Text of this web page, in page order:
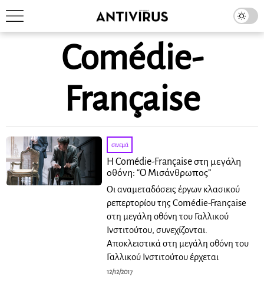
Comédie-
Française
σινεμά
Η Comédie-Française στη μεγάλη
οθόνη: “Ο Μισάνθρωπος”
Οι αναμεταδόσεις έργων κλασικού
ρεπερτορίου της Comédie-Française
στη μεγάλη οθόνη του Γαλλικού
Ινστιτούτου, συνεχίζονται.
Αποκλειστικά στη μεγάλη οθόνη του
Γαλλικού Ινστιτούτου έρχεται
12/12/2017